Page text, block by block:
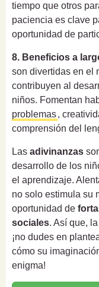
tiempo que otros
paciencia es clave
oportunidad de
8. Beneficios a
son divertidas en el
contribuyen al
niños. Fomentan
problemas,
comprensión del
Las adivinanzas
desarrollo de los
el aprendizaje.
no solo estimula su
oportunidad de
sociales. Así que,
¡no dudes en
cómo su
enigma!